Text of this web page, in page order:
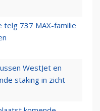
telg 737 MAX-familie
WestJet en
staking in zicht